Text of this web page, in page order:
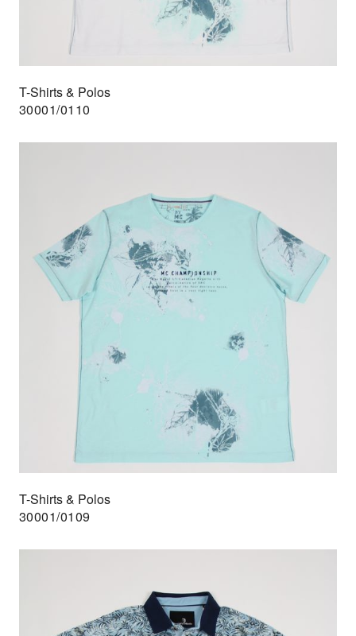
T-Shirts & Polos
30001/0110
T-Shirts & Polos
30001/0109